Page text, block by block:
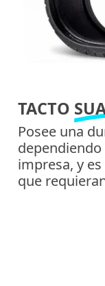
TACTO
Posee una
impresa, y
que